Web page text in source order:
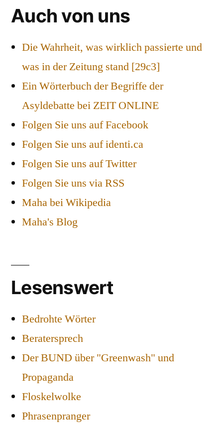
Auch von uns
Die Wahrheit, was wirklich passierte und
was in der Zeitung stand [29c3]
Ein Wörterbuch der Begriffe der
Asyldebatte bei ZEIT ONLINE
Folgen Sie uns auf Facebook
Folgen Sie uns auf identi.ca
Folgen Sie uns auf Twitter
Folgen Sie uns via RSS
Maha bei Wikipedia
Maha's Blog
Lesenswert
Bedrohte Wörter
Beratersprech
Der BUND über "Greenwash" und
Propaganda
Floskelwolke
Phrasenpranger